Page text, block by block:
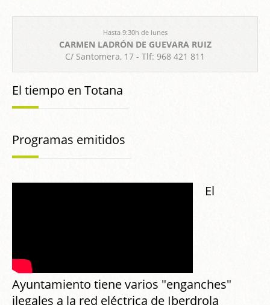
Programas emitidos
El
Ayuntamiento tiene varios "enganches"
ilegales a la red eléctrica de Iberdrola
Hasta 9:30h de lunes
CARMEN LADRÓN DE GUEVARA RUIZ
C/ Santomera, 17 - Tlf: 968 421 811
El tiempo en Totana